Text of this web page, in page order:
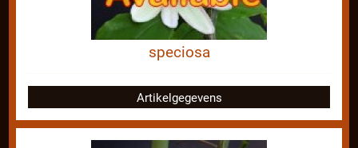
speciosa
Artikelgegevens